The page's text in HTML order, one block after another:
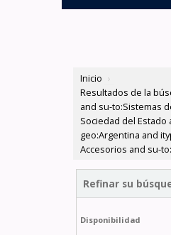
Inicio ›
Resultados de la
and su-to:Sistemas
Sociedad del Estado
geo:Argentina and
Accesorios and su-
Refinar su
Disponibilidad